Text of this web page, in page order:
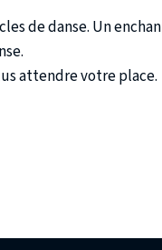
de danse. Un
attendre votre place.